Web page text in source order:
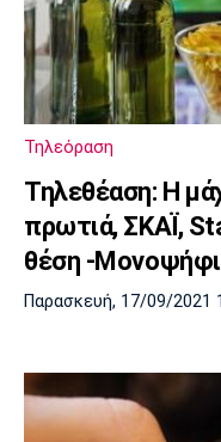
Τηλεόραση
Τηλεθέαση: Η
πρωτιά, ΣΚΑΪ,
θέση -
Παρασκευή, 17/09/2021